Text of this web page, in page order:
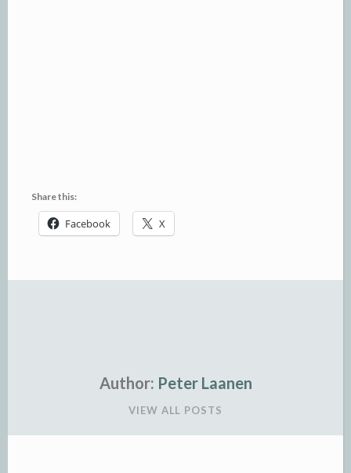
Share this:
Facebook X
Author: Peter Laanen
VIEW ALL POSTS